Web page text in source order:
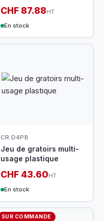
CHF 87.88HT
En stock
CR.D4PB
Jeu de gratoirs multi-
usage plastique
CHF 43.60HT
En stock
SUR COMMANDE